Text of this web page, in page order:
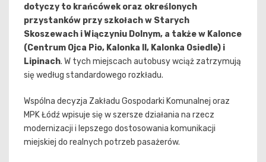
dotyczy to krańcówek oraz określonych
przystanków przy szkołach w Starych
Skoszewach i Wiączyniu Dolnym, a także w Kalonce
(Centrum Ojca Pio, Kalonka II, Kalonka Osiedle) i
Lipinach. W tych miejscach autobusy wciąż zatrzymują
się według standardowego rozkładu.
Wspólna decyzja Zakładu Gospodarki Komunalnej oraz
MPK Łódź wpisuje się w szersze działania na rzecz
modernizacji i lepszego dostosowania komunikacji
miejskiej do realnych potrzeb pasażerów.